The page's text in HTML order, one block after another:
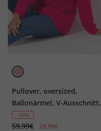
Pullover, oversized,
Ballonärmel, V-Ausschnitt.
- 50%
59,99€ 29,99€